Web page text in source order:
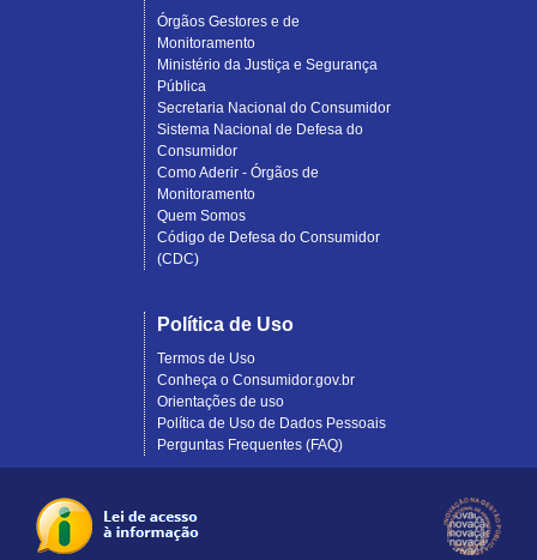
Órgãos Gestores e de
Monitoramento
Ministério da Justiça e Segurança
Pública
Secretaria Nacional do Consumidor
Sistema Nacional de Defesa do
Consumidor
Como Aderir - Órgãos de
Monitoramento
Quem Somos
Código de Defesa do Consumidor
(CDC)
Política de Uso
Termos de Uso
Conheça o Consumidor.gov.br
Orientações de uso
Política de Uso de Dados Pessoais
Perguntas Frequentes (FAQ)